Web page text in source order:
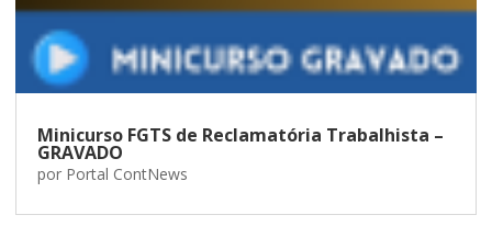
Minicurso FGTS de Reclamatória Trabalhista –
GRAVADO
por Portal ContNews